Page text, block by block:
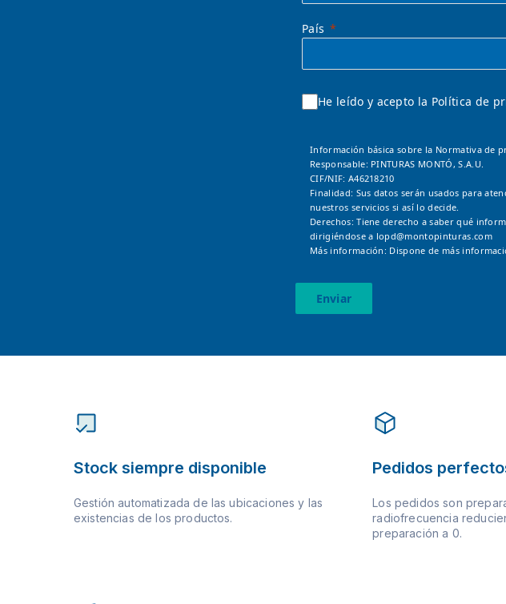
País
He leído y acepto la Política de
Información básica sobre la Normativa de
Responsable: PINTURAS MONTÓ, S.A.U.
CIF/NIF: A46218210
Finalidad: Sus datos serán usados para
nuestros servicios si así lo decide.
Derechos: Tiene derecho a saber qué
dirigiéndose a lopd@montopinturas.com
Más información: Dispone de más
Enviar
Stock siempre disponible
Gestión automatizada de las ubicaciones y las
existencias de los productos.
Pedidos
Los pedidos son
radiofrecuencia
preparación a 0.